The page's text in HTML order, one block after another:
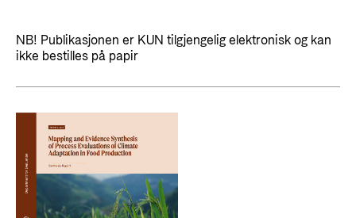
Personvern
NB! Publikasjonen er KUN tilgjengelig elektronisk og kan
ikke bestilles på papir